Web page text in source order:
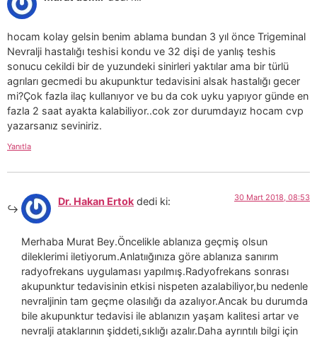
hocam kolay gelsin benim ablama bundan 3 yıl önce Trigeminal
Nevralji hastalığı teshisi kondu ve 32 dişi de yanlış teshis
sonucu cekildi bir de yuzundeki sinirleri yaktılar ama bir türlü
agrıları gecmedi bu akupunktur tedavisini alsak hastalığı gecer
mi?Çok fazla ilaç kullanıyor ve bu da cok uyku yapıyor günde en
fazla 2 saat ayakta kalabiliyor..cok zor durumdayız hocam cvp
yazarsanız seviniriz.
Yanıtla
Dr. Hakan Ertok dedi ki: 30 Mart 2018, 08:53
Merhaba Murat Bey.Öncelikle ablanıza geçmiş olsun
dileklerimi iletiyorum.Anlatıığınıza göre ablanıza sanırım
radyofrekans uygulaması yapılmış.Radyofrekans sonrası
akupunktur tedavisinin etkisi nispeten azalabiliyor,bu nedenle
nevraljinin tam geçme olasılığı da azalıyor.Ancak bu durumda
bile akupunktur tedavisi ile ablanızın yaşam kalitesi artar ve
nevralji ataklarının şiddeti,sıklığı azalır.Daha ayrıntılı bilgi için